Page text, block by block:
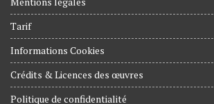
Tarif
Informations Cookies
Crédits & Licences des œuvres
Politique de confidentialité